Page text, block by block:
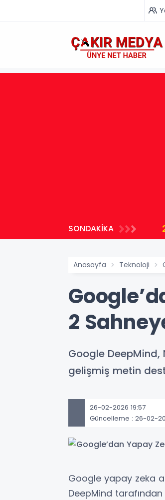
SONDAKİKA
Anasayfa Teknoloji
2
Google DeepMind,
gelişmiş metin
26-02-2026 19:57
Güncelleme : 26-02-
Google yapay zeka
DeepMind